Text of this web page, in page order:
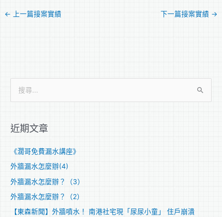
← 上一篇接案實績 下一篇接案實績 →
鍵
近期文章
《濶哥免費漏水講座》
外牆漏水怎麼辦(4)
外牆漏水怎麼辦？（3）
外牆漏水怎麼辦？（2）
【東森新聞】外牆噴水！ 南港社宅現「尿尿小童」 住戶崩潰